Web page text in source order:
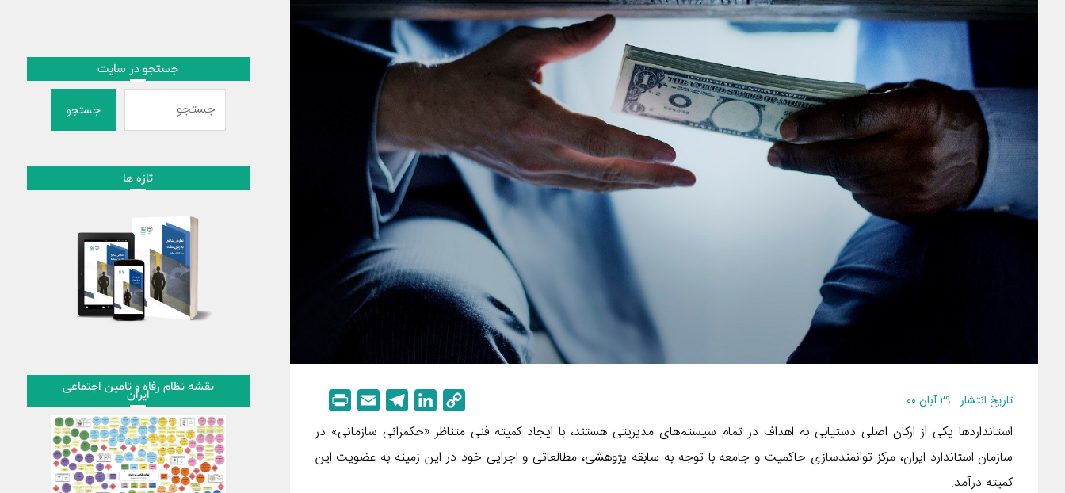
تاریخ انتشار : ۲۹ آبان ۰۰
o
p
y
i
k
l
e
m
i
n
استانداردها یکی از ارکان اصلی دستیابی به اهداف در تمام سیستم‌های مدیریتی هستند، با ایجاد کمیته فنی متناظر «حکمرانی سازمانی» در
سازمان استاندارد ایران، مرکز توانمندسازی حاکمیت و جامعه با توجه به سابقه پژوهشی، مطالعاتی و اجرایی خود در این زمینه به عضویت این
کمیته درآمد.
جستجو در سایت
جستجو
تازه ها
نقشه نظام رفاه و تامین اجتماعی
ایران